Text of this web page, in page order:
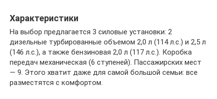
Характеристики
На выбор предлагается 3 силовые установки: 2
дизельные турбированные объемом 2,0 л (114 л.с.) и 2,5 л
(146 л.с.), а также бензиновая 2,0 л (117 л.с.). Коробка
передач механическая (6 ступеней). Пассажирских мест
— 9. Этого хватит даже для самой большой семьи: все
разместятся с комфортом.